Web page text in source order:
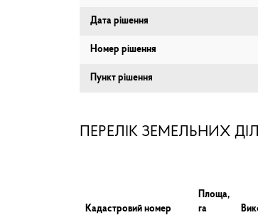
Дата рішення
Номер рішення
Пункт рішення
ПЕРЕЛІК ЗЕМЕЛЬНИХ
Кадастровий номер
Площа,
га